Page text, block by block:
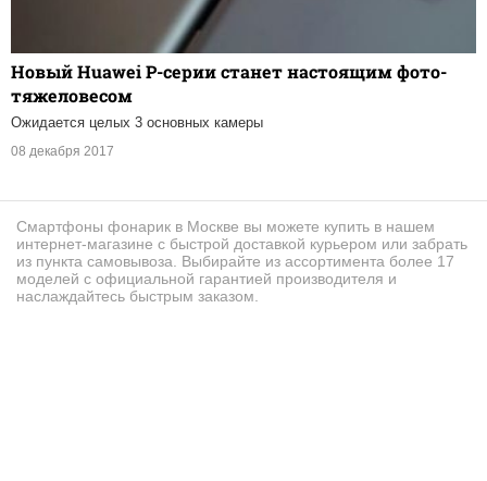
Новый Huawei P-серии станет настоящим фото-
тяжеловесом
Ожидается целых 3 основных камеры
08 декабря 2017
Смартфоны фонарик в Москве вы можете купить в нашем
интернет-магазине с быстрой доставкой курьером или забрать
из пункта самовывоза. Выбирайте из ассортимента более 17
моделей с официальной гарантией производителя и
наслаждайтесь быстрым заказом.